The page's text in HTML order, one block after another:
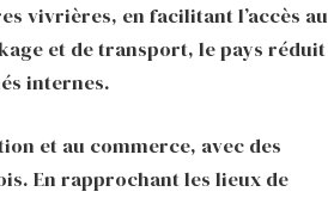
vivrières, en facilitant l’accès
et de transport, le pays réduit
internes.
et au commerce, avec des
En rapprochant les lieux de